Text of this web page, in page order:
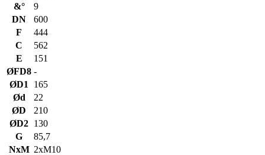
&°
9
DN
600
F
444
C
562
E
151
ØFD8 -
ØD1
165
Ød
22
ØD
210
ØD2 130
G
85,7
NxM 2xM10